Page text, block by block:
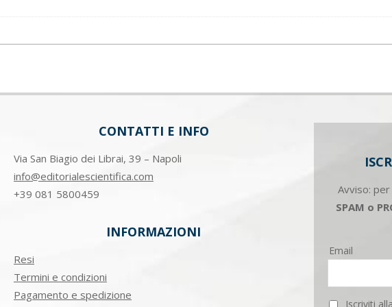
CONTATTI E INFO
Via San Biagio dei Librai, 39 – Napoli
info@editorialescientifica.com
+39 081 5800459
INFORMAZIONI
Resi
Termini e condizioni
Pagamento e spedizione
Avviso:
SPAM o
Email
Iscriviti